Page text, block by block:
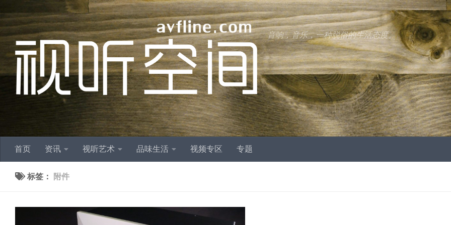
跳至内容
音响，音乐，一种脱俗的生活态度。
首页 资讯 视听艺术 品味生活 视频专区 专题
标签： 附件